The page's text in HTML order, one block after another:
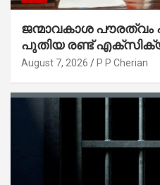
ജന്മാവകാശ പൗരത്വം
പുതിയ രണ്ട്
ട്രംപ് ഒപ്പുവെച്ചു
August 7, 2026 P P Cherian